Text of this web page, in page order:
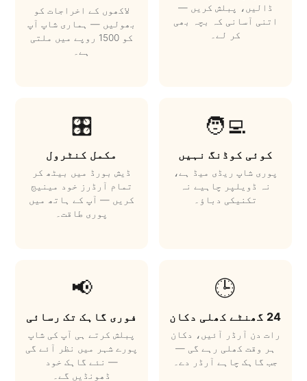
ڈالیں، پبلش کریں —
اتنی آسانی کہ بچہ بھی
کر لے۔
لاکھوں کے اخراجات کو
بھولیں — ہماری شاپ آپ
کو 1500 روپے میں ملتی
ہے۔
🧑‍💻
کوئی کوڈنگ نہیں
پوری شاپ ریڈی میڈ ہے،
نہ ڈویلپر چاہیے نہ
تکنیکی دباؤ۔
🎛️
مکمل کنٹرول
ڈیش بورڈ میں بیٹھ کر
تمام آرڈرز خود مینیج
کریں — آپ کے ہاتھ میں
پوری طاقت۔
🕒
24 گھنٹے کھلی دکان
رات دن آرڈر آئیں، دکان
ہر وقت کھلی رہے گی —
جب گاہک چاہے آرڈر دے۔
📢
فوری گاہک تک رسائی
پبلش کرتے ہی آپ کی شاپ
پورے شہر میں نظر آئے گی
— نئے گاہک خود
ڈھونڈیں گے۔